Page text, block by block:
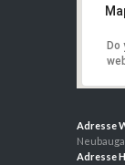
Do
Adresse
Adresse